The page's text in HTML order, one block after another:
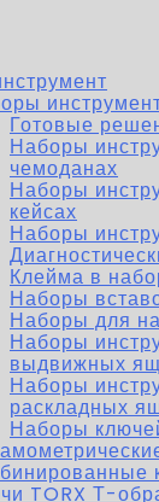
Готовые
Наборы
чемоданах
Наборы
кейсах
Наборы
Клейма в
Наборы
Наборы для
Наборы
выдвижных
Наборы
раскладных
Наборы
TORX Т-